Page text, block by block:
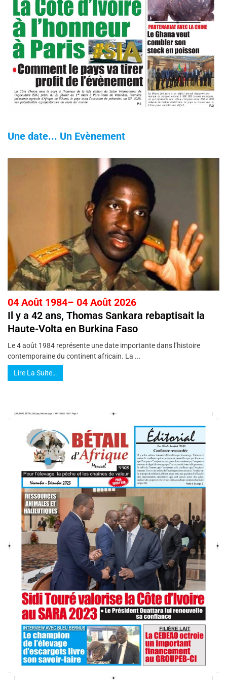
Une date... Un Evènement
04 Août 1984– 04 Août 2026
Il y a 42 ans, Thomas Sankara rebaptisait la
Haute-Volta en Burkina Faso
Le 4 août 1984 représente une date importante dans l’histoire
contemporaine du continent africain. La ...
Lire La Suite…